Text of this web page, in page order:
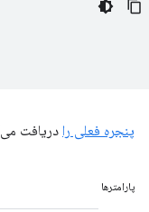
پنجره فعلی را دریافت
پارامترها